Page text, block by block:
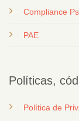
Compliance
PAE
Políticas,
Política de